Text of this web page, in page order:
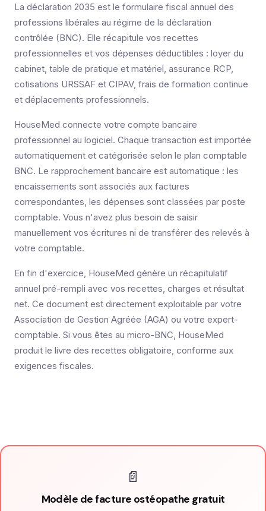
La déclaration 2035 est le formulaire fiscal annuel des
professions libérales au régime de la déclaration
contrôlée (BNC). Elle récapitule vos recettes
professionnelles et vos dépenses déductibles : loyer du
cabinet, table de pratique et matériel, assurance RCP,
cotisations URSSAF et CIPAV, frais de formation continue
et déplacements professionnels.
HouseMed connecte votre compte bancaire
professionnel au logiciel. Chaque transaction est importée
automatiquement et catégorisée selon le plan comptable
BNC. Le rapprochement bancaire est automatique : les
encaissements sont associés aux factures
correspondantes, les dépenses sont classées par poste
comptable. Vous n'avez plus besoin de saisir
manuellement vos écritures ni de transférer des relevés à
votre comptable.
En fin d'exercice, HouseMed génère un récapitulatif
annuel pré-rempli avec vos recettes, charges et résultat
net. Ce document est directement exploitable par votre
Association de Gestion Agréée (AGA) ou votre expert-
comptable. Si vous êtes au micro-BNC, HouseMed
produit le livre des recettes obligatoire, conforme aux
exigences fiscales.
📄
Modèle de facture ostéopathe gratuit